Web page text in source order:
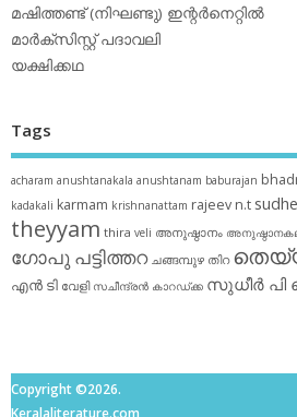
മഷിത്തണ്ട് (നിഘണ്ടു) ഇന്റര്‍നെറ്റില്‍
മാര്‍ക്‌സിസ്റ്റ് പദാവലി
യക്ഷിക്കഥ
Tags
acharam anushtanakala anushtanam baburajan
kadakali karmam krishnanattam rajeev n.t
theyyam thira veli അനുഷ്ഠാനം
ഗോപു പട്ടിത്തറ ചങ്ങമ്പുഴ തിറ
എൻ ടി വേളി സചീന്ദ്രന്‍ കാറഡ്ക്ക സുധീര്‍
Copyright ©2026.